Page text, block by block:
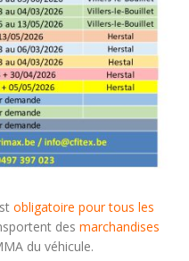
obligatoire pour tous les
desmarchandises
du véhicule.